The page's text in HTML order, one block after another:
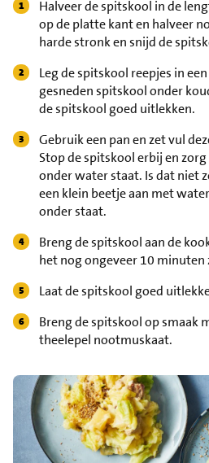
Halveer de spitskool in de
op de platte kant en halveer
harde stronk en snijd de
Leg de spitskool reepjes in
gesneden spitskool onder
de spitskool goed uitlekken.
Gebruik een pan en zet vul
Stop de spitskool erbij en
onder water staat. Is dat niet
een klein beetje aan met
onder staat.
Breng de spitskool aan de
het nog ongeveer 10 minuten
Laat de spitskool goed
Breng de spitskool op smaak
theelepel nootmuskaat.